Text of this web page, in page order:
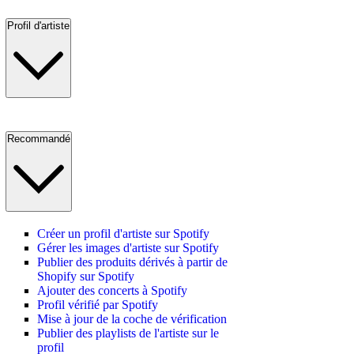
Profil d'artiste
Recommandé
Créer un profil d'artiste sur Spotify
Gérer les images d'artiste sur Spotify
Publier des produits dérivés à partir de
Shopify sur Spotify
Ajouter des concerts à Spotify
Profil vérifié par Spotify
Mise à jour de la coche de vérification
Publier des playlists de l'artiste sur le
profil